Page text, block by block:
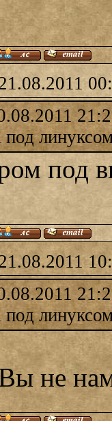
под
под
под
не